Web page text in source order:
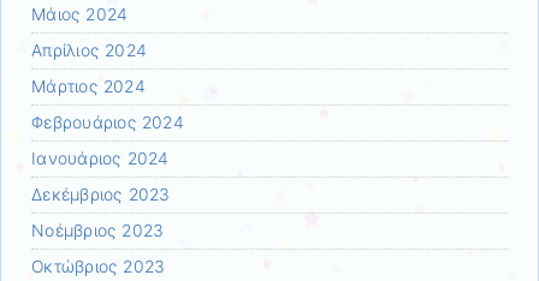
Μάιος 2024
Απρίλιος 2024
Μάρτιος 2024
Φεβρουάριος 2024
Ιανουάριος 2024
Δεκέμβριος 2023
Νοέμβριος 2023
Οκτώβριος 2023